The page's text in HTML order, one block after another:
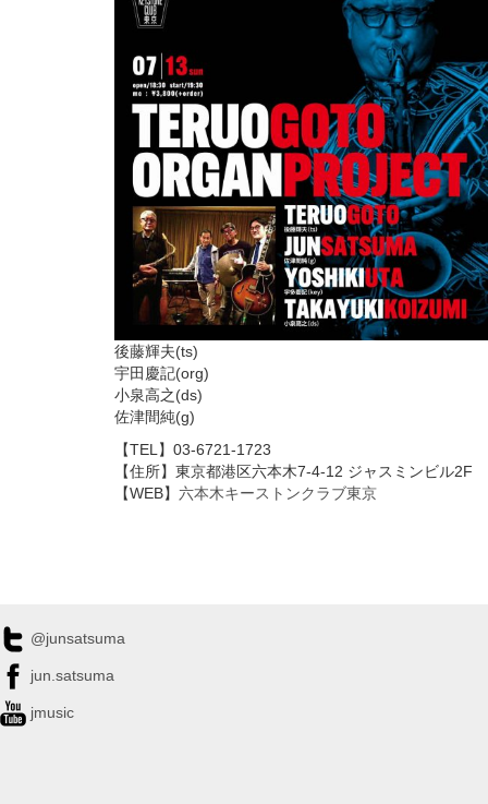
後藤輝夫(ts)
宇田慶記(org)
小泉高之(ds)
佐津間純(g)
【TEL】03-6721-1723
【住所】東京都港区六本木7-4-12 ジャスミンビル2F
【WEB】 六本木キーストンクラブ東京
@junsatsuma
jun.satsuma
jmusic